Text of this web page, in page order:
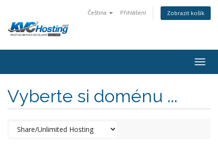
Čeština Přihlášení Zobrazit košík
Vyberte si doménu ...